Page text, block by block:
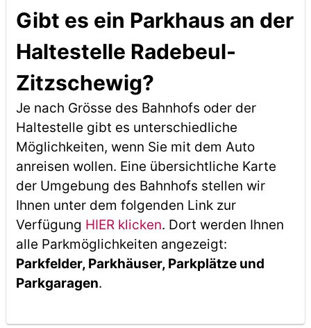
Gibt es ein Parkhaus an der
Haltestelle Radebeul-
Zitzschewig?
Je nach Grösse des Bahnhofs oder der
Haltestelle gibt es unterschiedliche
Möglichkeiten, wenn Sie mit dem Auto
anreisen wollen. Eine übersichtliche Karte
der Umgebung des Bahnhofs stellen wir
Ihnen unter dem folgenden Link zur
Verfügung HIER klicken. Dort werden Ihnen
alle Parkmöglichkeiten angezeigt:
Parkfelder, Parkhäuser, Parkplätze und
Parkgaragen.